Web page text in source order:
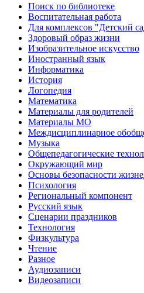
Поиск по библиотеке
Воспитательная работа
Для комплексов "Детский
Здоровый образ жизни
Изобразительное искусство
Иностранный язык
Информатика
История
Логопедия
Математика
Материалы для родителей
Материалы МО
Междисциплинарное
Музыка
Общепедагогические
Окружающий мир
Основы безопасности
Психология
Региональный компонент
Русский язык
Сценарии праздников
Технология
Физкультура
Чтение
Разное
Аудиозаписи
Видеозаписи